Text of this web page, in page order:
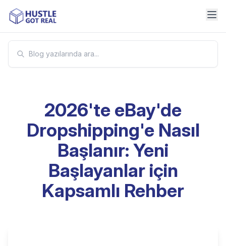
2026'te eBay'de
Dropshipping'e Nasıl
Başlanır: Yeni
Başlayanlar için
Kapsamlı Rehber